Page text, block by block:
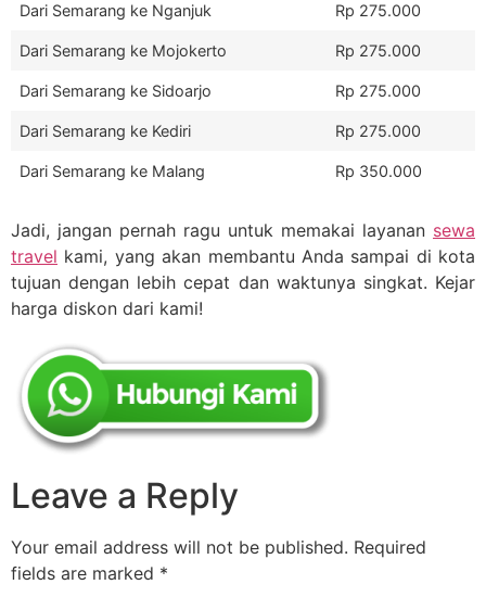
Dari Semarang ke Nganjuk Rp 275.000
Dari Semarang ke Mojokerto Rp 275.000
Dari Semarang ke Sidoarjo Rp 275.000
Dari Semarang ke Kediri Rp 275.000
Dari Semarang ke Malang Rp 350.000
Jadi, jangan pernah ragu untuk memakai layanan sewa
travel kami, yang akan membantu Anda sampai di kota
tujuan dengan lebih cepat dan waktunya singkat. Kejar
harga diskon dari kami!
Leave a Reply
Your email address will not be published. Required
fields are marked *